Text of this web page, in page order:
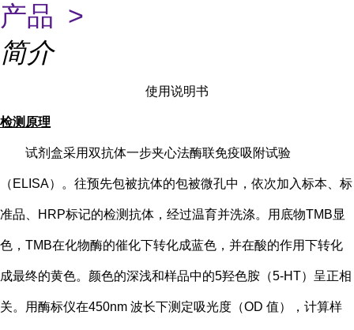
产品 >
简介
使用说明书
检测原理
试剂盒采用双抗体一步夹心法酶联免疫吸附试验
（ ELISA）。往预先包被抗体的包被微孔中，依次加入标本、标
准品、HRP标记的检测抗体，经过温育并洗涤。用底物TMB显
色，TMB在化物酶的催化下转化成蓝色，并在酸的作用下转化
成最终的黄色。颜色的深浅和样品中的5羟色胺（5-HT） 呈正相
关。用酶标仪在450nm 波长下测定吸光度（OD 值），计算样